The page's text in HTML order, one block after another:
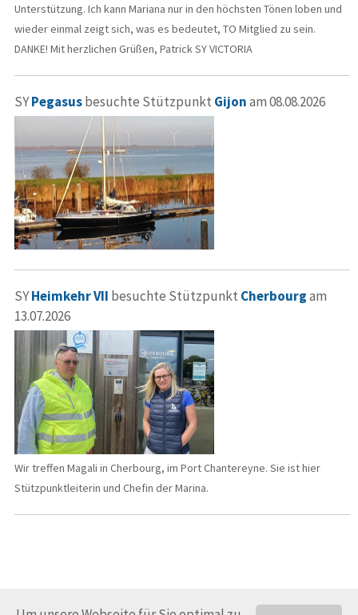
Unterstützung. Ich kann Mariana nur in den höchsten Tönen loben und
wieder einmal zeigt sich, was es bedeutet, TO Mitglied zu sein.
DANKE! Mit herzlichen Grüßen, Patrick SY VICTORIA
SYPegasusbesuchte Stützpunkt Gijonam 08.08.2026
SYHeimkehr VII besuchte Stützpunkt Cherbourgam
13.07.2026
Wir treffen Magali in Cherbourg, im Port Chantereyne. Sie ist hier
Stützpunktleiterin und Chefin der Marina.